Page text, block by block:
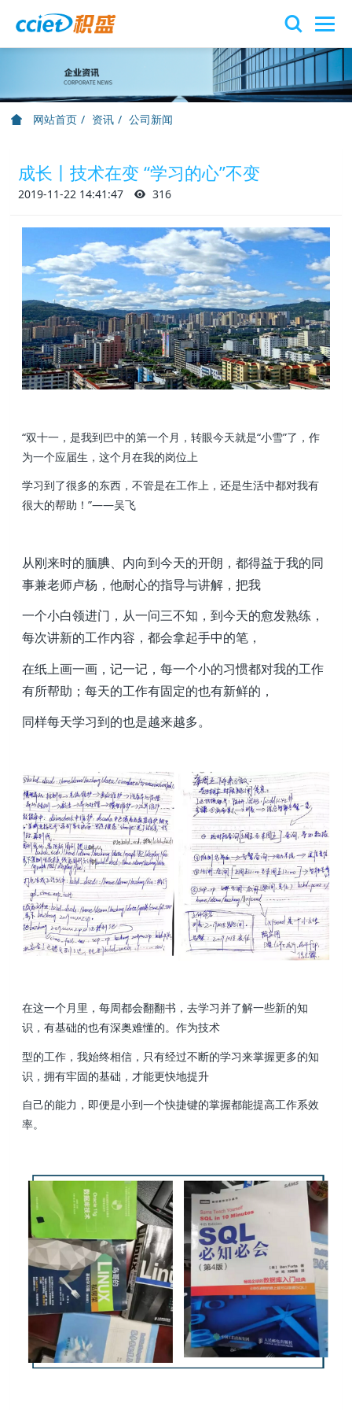
网站首页 资讯 公司新闻
成长丨技术在变 “学习的心”不变
2019-11-22 14:41:47 316
“双十一，是我到巴中的第一个月，转眼今天就是“小雪”了，作
为一个应届生，这个月在我的岗位上
学习到了很多的东西，不管是在工作上，还是生活中都对我有
很大的帮助！”——吴飞
从刚来时的腼腆、内向到今天的开朗，都得益于我的同
事兼老师卢杨，他耐心的指导与讲解，把我
一个小白领进门，从一问三不知，到今天的愈发熟练，
每次讲新的工作内容，都会拿起手中的笔，
在纸上画一画，记一记，每一个小的习惯都对我的工作
有所帮助；每天的工作有固定的也有新鲜的，
同样每天学习到的也是越来越多。
在这一个月里，每周都会翻翻书，去学习并了解一些新的知
识，有基础的也有深奥难懂的。作为技术
型的工作，我始终相信，只有经过不断的学习来掌握更多的知
识，拥有牢固的基础，才能更快地提升
自己的能力，即便是小到一个快捷键的掌握都能提高工作系效
率。